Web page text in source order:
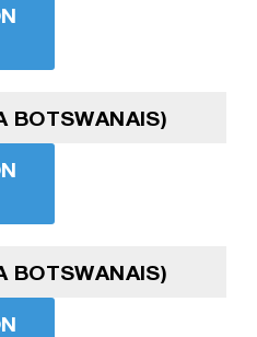
BOTSWANAIS)
BOTSWANAIS)